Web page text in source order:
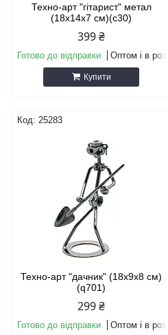
Техно-арт "гітарист" метал
(18х14х7 см)(c30)
399 ₴
Готово до відправки Оптом і в
Купити
25283
Техно-арт "дачник" (18х9х8 см)
(q701)
299 ₴
Готово до відправки Оптом і в